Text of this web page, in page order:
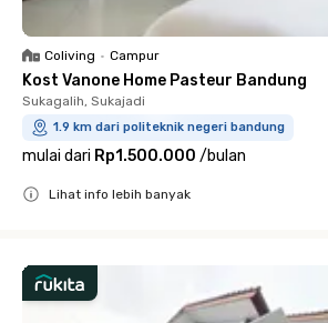
Coliving • Campur
Kost Vanone Home Pasteur Bandung
Sukagalih, Sukajadi
1.9 km dari politeknik negeri bandung
mulai dari Rp1.500.000 /bulan
Lihat info lebih banyak